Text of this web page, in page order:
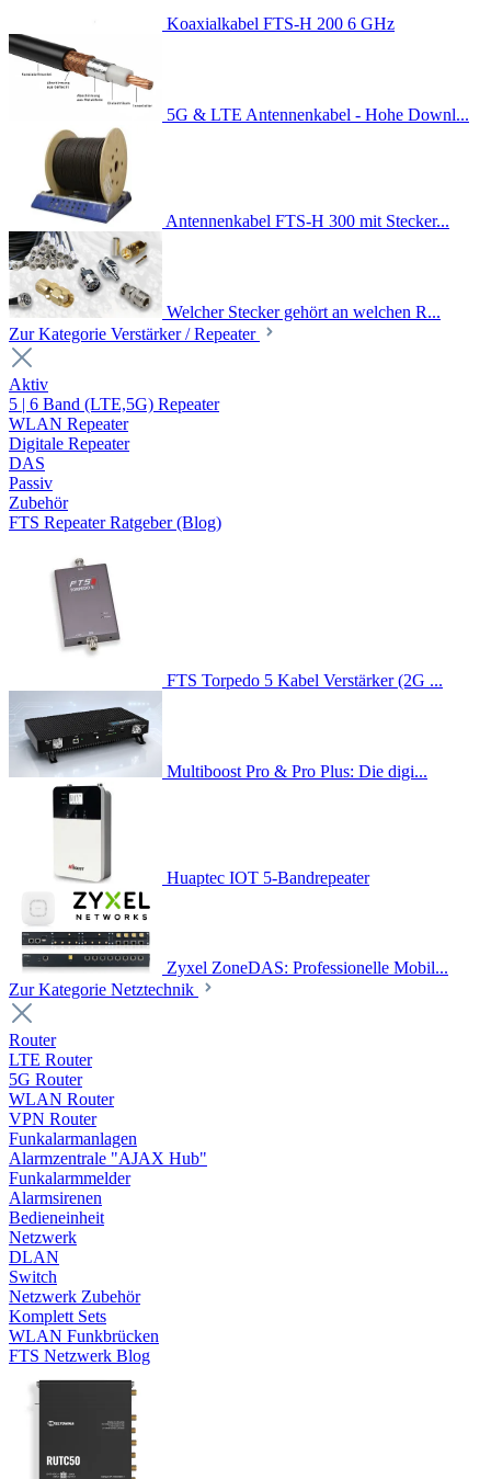
Koaxialkabel FTS-H 200 6 GHz
5G & LTE Antennenkabel - Hohe Downl...
Antennenkabel FTS-H 300 mit Stecker...
Welcher Stecker gehört an welchen R...
Zur Kategorie Verstärker / Repeater
Aktiv
5 | 6 Band (LTE,5G) Repeater
WLAN Repeater
Digitale Repeater
DAS
Passiv
Zubehör
FTS Repeater Ratgeber (Blog)
FTS Torpedo 5 Kabel Verstärker (2G ...
Multiboost Pro & Pro Plus: Die digi...
Huaptec IOT 5-Bandrepeater
Zyxel ZoneDAS: Professionelle Mobil...
Zur Kategorie Netztechnik
Router
LTE Router
5G Router
WLAN Router
VPN Router
Funkalarmanlagen
Alarmzentrale "AJAX Hub"
Funkalarmmelder
Alarmsirenen
Bedieneinheit
Netzwerk
DLAN
Switch
Netzwerk Zubehör
Komplett Sets
WLAN Funkbrücken
FTS Netzwerk Blog